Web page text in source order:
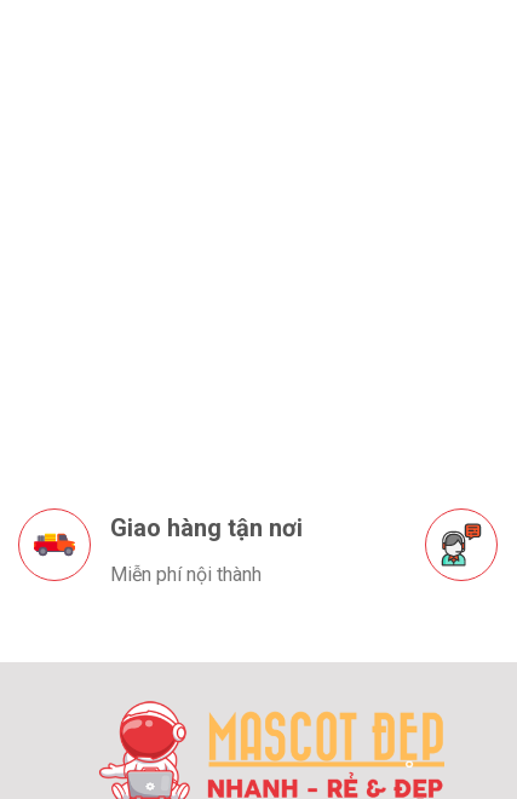
Giao hàng tận nơi
Miễn phí nội thành